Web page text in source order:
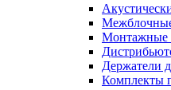
Монтажные
Держатели
Комплекты